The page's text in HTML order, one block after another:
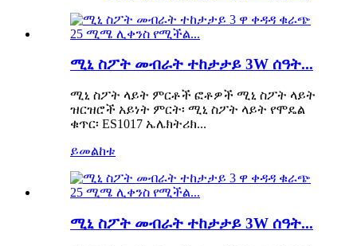
ሚኒ ስፖት መብራት ተከታታይ 3W ሰዓት...
ሚኒ ስፖት ላይት ምርቶች ፎቶዎች ሚኒ ስፖት ላይት
ዝርዝሮች አይነት ምርት፡ ሚኒ ስፖት ላይት የሞዴል
ቁጥር፡ ES1017 ኤሌክትሪክ...
ይመልከቱ
ሚኒ ስፖት መብራት ተከታታይ 3W ሰዓት...